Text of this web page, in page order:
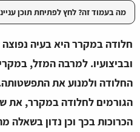
מה בעמוד זה? לחץ לפתיחת תוכן
חלודה במקרר היא בעיה
ובביצועיו. למרבה המזל,
החלודה ולמנוע את
הגורמים לחלודה במקרר, את
הכרוכות בכך וכן נדון